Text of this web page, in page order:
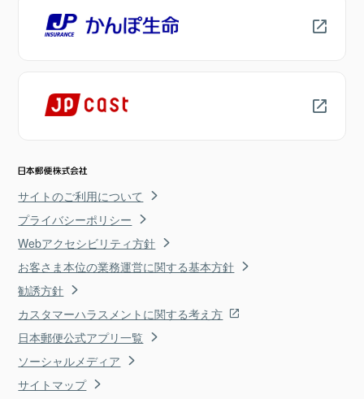
サイトのご利用について
プライバシーポリシー
Webアクセシビリティ方針
お客さま本位の業務運営に関する基本方針
勧誘方針
カスタマーハラスメントに関する考え方
日本郵便公式アプリ一覧
ソーシャルメディア
サイトマップ